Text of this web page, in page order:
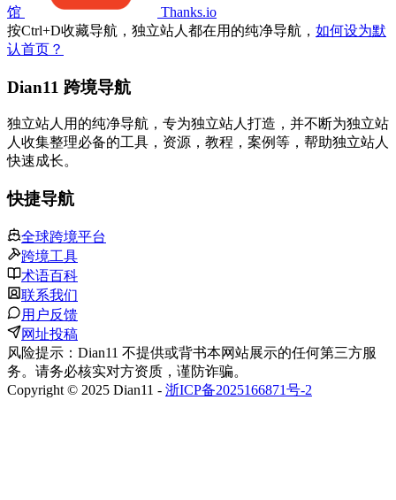
馆
Thanks.io
按Ctrl+D收藏导航，独立站人都在用的纯净导航， 如何设为默
认首页？
Dian11 跨境导航
独立站人用的纯净导航，专为独立站人打造，并不断为独立站
人收集整理必备的工具，资源，教程，案例等，帮助独立站人
快速成长。
快捷导航
全球跨境平台
跨境工具
术语百科
联系我们
用户反馈
网址投稿
风险提示：Dian11 不提供或背书本网站展示的任何第三方服
务。请务必核实对方资质，谨防诈骗。
Copyright © 2025 Dian11 - 浙ICP备2025166871号-2